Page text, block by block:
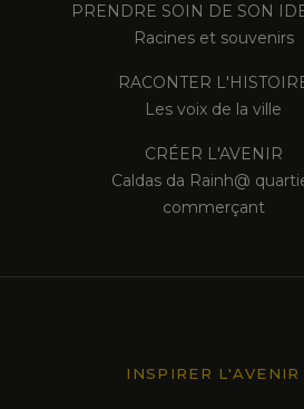
PRENDRE SOIN DE SON
Racines et souvenirs
RACONTER
Les voix de la ville
CRÉER L'AVENIR
Caldas da Rainh@
commerçant
INSPIRER L'AVENIR